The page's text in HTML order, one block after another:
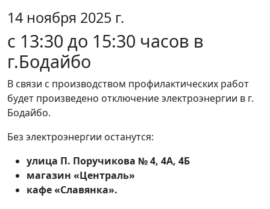
14 ноября 2025 г.
с 13:30 до 15:30 часов в
г.Бодайбо
В связи с производством профилактических работ
будет произведено отключение электроэнергии в г.
Бодайбо.
Без электроэнергии останутся:
улица П. Поручикова № 4, 4А, 4Б
магазин «Централь»
кафе «Славянка».